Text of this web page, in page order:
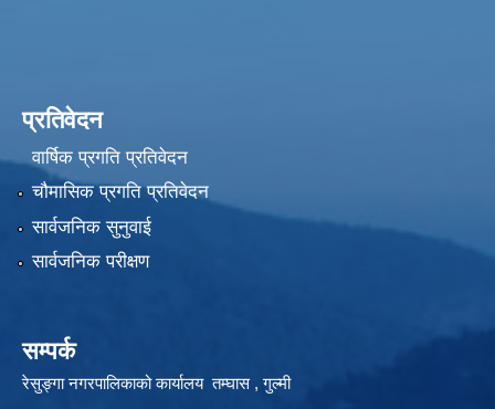
प्रतिवेदन
वार्षिक प्रगति प्रतिवेदन
चौमासिक प्रगति प्रतिवेदन
सार्वजनिक सुनुवाई
सार्वजनिक परीक्षण
सम्पर्क
रेसुङ्गा नगरपालिकाको कार्यालय तम्घास , गुल्मी